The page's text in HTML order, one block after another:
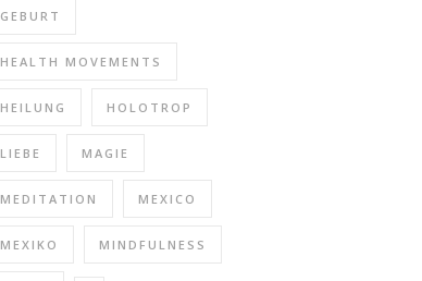
GEBURT
HEALTH MOVEMENTS
HEILUNG HOLOTROP
LIEBE MAGIE
MEDITATION MEXICO
MEXIKO MINDFULNESS